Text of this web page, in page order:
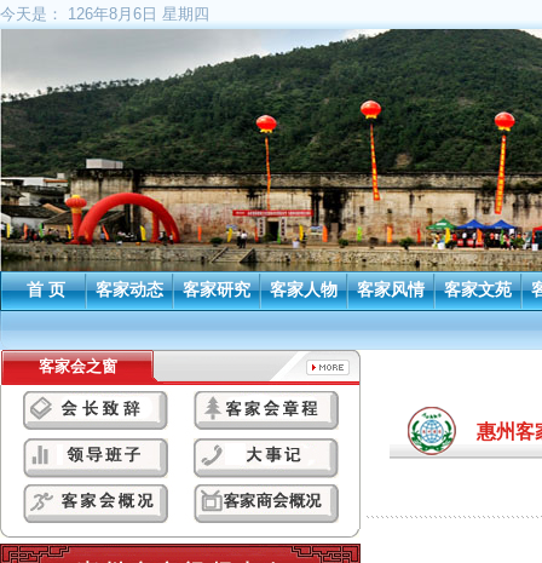
今天是： 126年8月6日 星期四
首 页 客家动态 客家研究 客家人物 客家风情 客家文苑
客家会之窗
惠州客